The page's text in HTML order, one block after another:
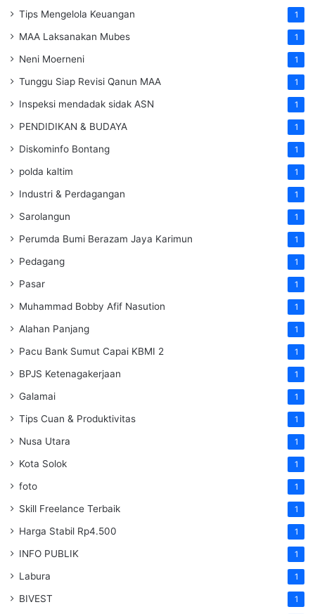
Tips Mengelola Keuangan 1
MAA Laksanakan Mubes 1
Neni Moerneni 1
Tunggu Siap Revisi Qanun MAA 1
Inspeksi mendadak sidak ASN 1
PENDIDIKAN & BUDAYA 1
Diskominfo Bontang 1
polda kaltim 1
Industri & Perdagangan 1
Sarolangun 1
Perumda Bumi Berazam Jaya Karimun 1
Pedagang 1
Pasar 1
Muhammad Bobby Afif Nasution 1
Alahan Panjang 1
Pacu Bank Sumut Capai KBMI 2 1
BPJS Ketenagakerjaan 1
Galamai 1
Tips Cuan & Produktivitas 1
Nusa Utara 1
Kota Solok 1
foto 1
Skill Freelance Terbaik 1
Harga Stabil Rp4.500 1
INFO PUBLIK 1
Labura 1
BIVEST 1